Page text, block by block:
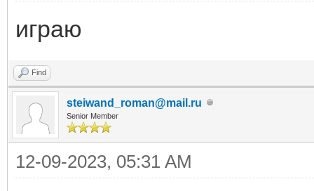
играю
Find
steiwand_roman@mail.ru
Senior Member
12-09-2023, 05:31 AM